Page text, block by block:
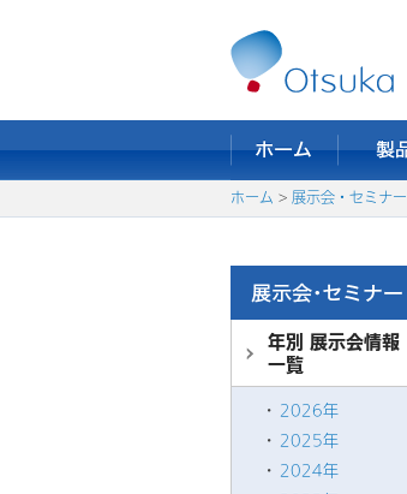
ホーム > 展示会・セミナー
年別 展示会情報
一覧
2026年
2025年
2024年